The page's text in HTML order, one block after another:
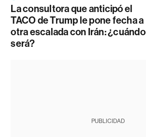
La consultora que anticipó el
TACO de Trump le pone fecha a
otra escalada con Irán: ¿cuándo
será?
PUBLICIDAD